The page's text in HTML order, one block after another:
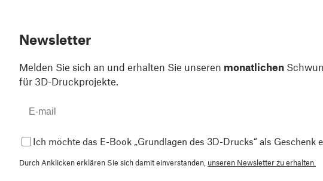
Newsletter
Melden Sie sich an und erhalten Sie unseren monatlichen
für 3D-Druckprojekte.
Ich möchte das E-Book „Grundlagen des 3D-Drucks“ als Geschenk
Durch Anklicken erklären Sie sich damit einverstanden, unseren Newsletter zu erhalten.